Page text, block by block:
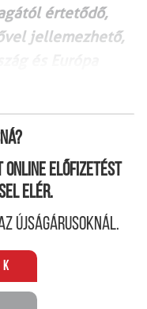
értetődő,
jellemezhető,
online előfizetést
elér.
újságárusoknál.